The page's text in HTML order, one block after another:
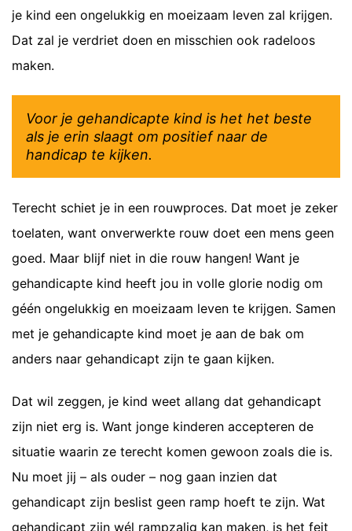
je kind een ongelukkig en moeizaam leven zal krijgen.
Dat zal je verdriet doen en misschien ook radeloos
maken.
Voor je gehandicapte kind is het het beste
als je erin slaagt om positief naar de
handicap te kijken.
Terecht schiet je in een rouwproces. Dat moet je zeker
toelaten, want onverwerkte rouw doet een mens geen
goed. Maar blijf niet in die rouw hangen! Want je
gehandicapte kind heeft jou in volle glorie nodig om
géén ongelukkig en moeizaam leven te krijgen. Samen
met je gehandicapte kind moet je aan de bak om
anders naar gehandicapt zijn te gaan kijken.
Dat wil zeggen, je kind weet allang dat gehandicapt
zijn niet erg is. Want jonge kinderen accepteren de
situatie waarin ze terecht komen gewoon zoals die is.
Nu moet jij – als ouder – nog gaan inzien dat
gehandicapt zijn beslist geen ramp hoeft te zijn. Wat
gehandicapt zijn wél rampzalig kan maken, is het feit